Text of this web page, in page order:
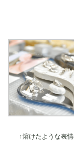
↑溶けたような表